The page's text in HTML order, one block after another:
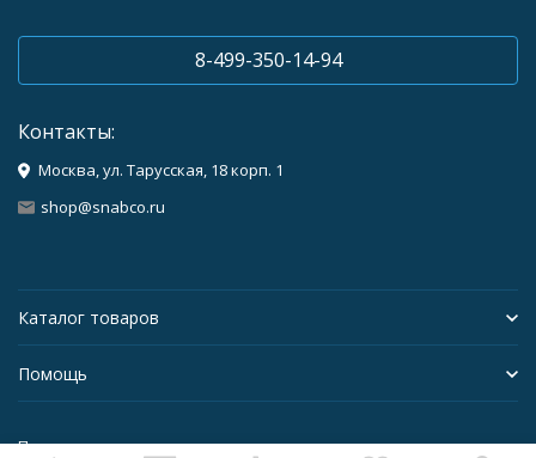
8-499-350-14-94
Контакты:
Москва, ул. Тарусская, 18 корп. 1
shop@snabco.ru
Каталог товаров
Помощь
Политика персональных данных